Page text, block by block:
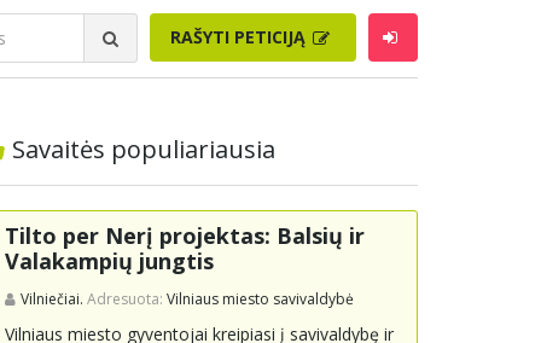
RAŠYTI PETICIJĄ
Savaitės populiariausia
Tilto per Nerį projektas: Balsių ir
Valakampių jungtis
Vilniečiai. Adresuota: Vilniaus miesto savivaldybė
Vilniaus miesto gyventojai kreipiasi į savivaldybę ir